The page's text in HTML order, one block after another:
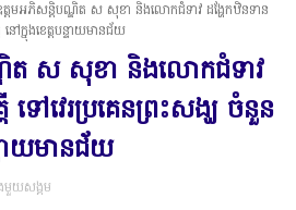
តមអភិសន្តិបណ្ឌិត ស សុខា និងលោកជំទាវ ដង្ហែកឋិនទាន
នៅក្នុងខេត្តបន្ទាយមានជ័យ
ឌិត ស សុខា និងលោកជំទាវ
ទៅវេរប្រគេនព្រះសង្ឃ ចំនួន
ទាយមានជ័យ
មួយសង្គម